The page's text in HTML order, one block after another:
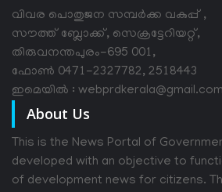
വിവര പൊതുജന സമ്പര്‍ക്ക വകുപ്പ് ,
സൗത്ത് ബ്ലോക്ക്, സെക്രട്ടേറിയറ്റ്,
തിരുവനന്തപുരം-695 001,
ഫോൺ 0471-2327782, 2518443
ഇമെയിൽ : webprdkerala@gmail.com
About Us
This is the News Portal of
developed with an objective to
of development news for citizens.